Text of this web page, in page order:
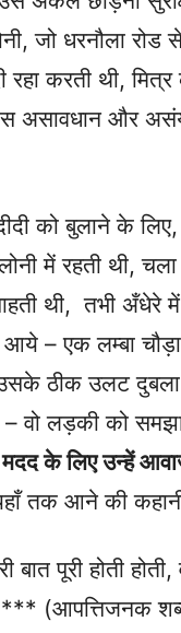
जो धरनौला रोड
रहा करती थी,
असावधान और
को बुलाने के
में रहती थी, चला
थी, तभी अँधेरे
– एक लम्बा
उसके ठीक उलट
वो लड़की को
के लिए उन्हें
तक आने की
बात पूरी होती
(आपत्तिजनक